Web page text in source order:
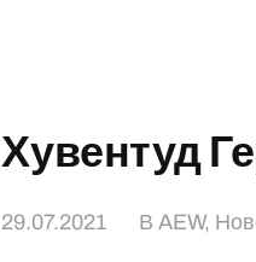
Хувентуд
29.07.2021 ВAEW,